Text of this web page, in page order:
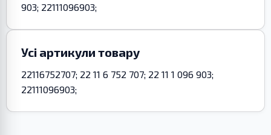
903; 22111096903;
Усі артикули товару
22116752707; 22 11 6 752 707; 22 11 1 096 903;
22111096903;